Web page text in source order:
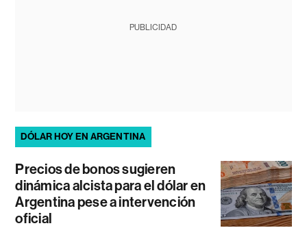
PUBLICIDAD
DÓLAR HOY EN ARGENTINA
Precios de bonos sugieren
dinámica alcista para el dólar en
Argentina pese a intervención
oficial